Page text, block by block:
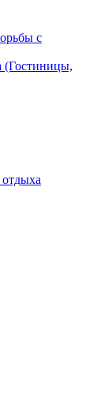
с
(Гостиницы,